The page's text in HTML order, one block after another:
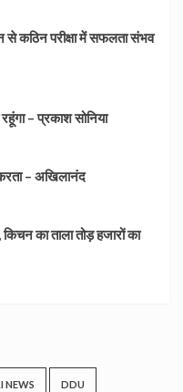
से कठिन परीक्षा में सफलता संभव
– प्रकाश सोनिया
– अखिलानंद
का ताला तोड़ हजारों का
NEWS DDU